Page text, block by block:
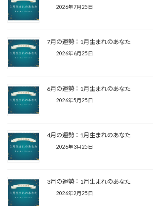
2026年7月25日
7月の運勢：1月生まれのあなた
2026年6月25日
6月の運勢：1月生まれのあなた
2026年5月25日
4月の運勢：1月生まれのあなた
2026年3月25日
3月の運勢：1月生まれのあなた
2026年2月25日